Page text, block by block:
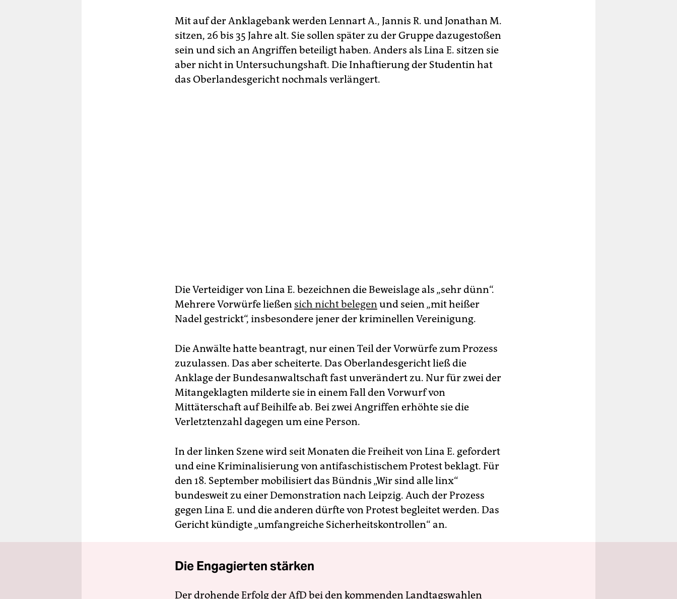
Mit auf der Anklagebank werden Lennart A., Jannis R. und Jonathan M.
sitzen, 26 bis 35 Jahre alt. Sie sollen später zu der Gruppe dazugestoßen
sein und sich an Angriffen beteiligt haben. Anders als Lina E. sitzen sie
aber nicht in Untersuchungshaft. Die Inhaftierung der Studentin hat
das Oberlandesgericht nochmals verlängert.
Die Verteidiger von Lina E. bezeichnen die Beweislage als „sehr dünn“.
Mehrere Vorwürfe ließen sich nicht belegenund seien „mit heißer
Nadel gestrickt“, insbesondere jener der kriminellen Vereinigung.
Die Anwälte hatte beantragt, nur einen Teil der Vorwürfe zum Prozess
zuzulassen. Das aber scheiterte. Das Oberlandesgericht ließ die
Anklage der Bundesanwaltschaft fast unverändert zu. Nur für zwei der
Mitangeklagten milderte sie in einem Fall den Vorwurf von
Mittäterschaft auf Beihilfe ab. Bei zwei Angriffen erhöhte sie die
Verletztenzahl dagegen um eine Person.
In der linken Szene wird seit Monaten die Freiheit von Lina E. gefordert
und eine Kriminalisierung von antifaschistischem Protest beklagt. Für
den 18. September mobilisiert das Bündnis „Wir sind alle linx“
bundesweit zu einer Demonstration nach Leipzig. Auch der Prozess
gegen Lina E. und die anderen dürfte von Protest begleitet werden. Das
Gericht kündigte „umfangreiche Sicherheitskontrollen“ an.
Die Engagierten stärken
Der drohende Erfolg der AfD bei den kommenden Landtagswahlen